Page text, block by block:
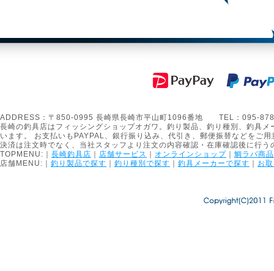
ADDRESS：〒850-0995 長崎県長崎市平山町1096番地 TEL：
長崎の釣具店はフィッシングショップオガワ。釣り製品、釣り種別、釣具
います。 お支払いもPAYPAL、銀行振り込み、代引き、郵便振替などをご用
決済は注文時でなく、当社スタッフより注文の内容確認・在庫確認後に行
TOPMENU:｜ 長崎釣具店 ｜ 店舗サービス ｜ オンラインショップ ｜ 鯛ラバ商
店舗MENU:｜ 釣り製品で探す ｜ 釣り種別で探す ｜ 釣具メーカーで探す ｜ お